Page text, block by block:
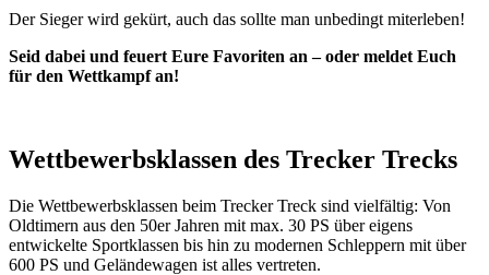
Der Sieger wird gekürt, auch das sollte man unbedingt miterleben!
Seid dabei und feuert Eure Favoriten an – oder meldet Euch
für den Wettkampf an!
Wettbewerbsklassen des Trecker Trecks
Die Wettbewerbsklassen beim Trecker Treck sind vielfältig: Von
Oldtimern aus den 50er Jahren mit max. 30 PS über eigens
entwickelte Sportklassen bis hin zu modernen Schleppern mit über
600 PS und Geländewagen ist alles vertreten.